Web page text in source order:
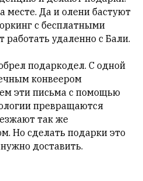
месте. Да и олени бастуют
с бесплатными
работать удаленно с Бали.
подаркодел. С одной
конвеером
эти письма с помощью
превращаются
так же
Но сделать подарки это
доставить.